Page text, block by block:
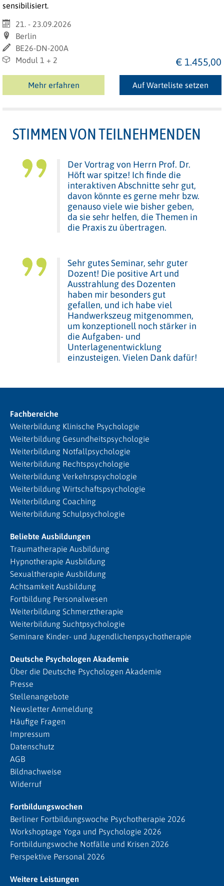
sensibilisiert.
21. - 23.09.2026
Berlin
BE26-DN-200A
Modul 1 + 2
€ 1.455,00
Mehr erfahren Auf Warteliste setzen
STIMMEN VON TEILNEHMENDEN
Der Vortrag von Herrn Prof. Dr.
Höft war spitze! Ich finde die
interaktiven Abschnitte sehr gut,
davon könnte es gerne mehr bzw.
genauso viele wie bisher geben,
da sie sehr helfen, die Themen in
die Praxis zu übertragen.
Sehr gutes Seminar, sehr guter
Dozent! Die positive Art und
Ausstrahlung des Dozenten
haben mir besonders gut
gefallen, und ich habe viel
Handwerkszeug mitgenommen,
um konzeptionell noch stärker in
die Aufgaben- und
Unterlagenentwicklung
einzusteigen. Vielen Dank dafür!
Fachbereiche
Weiterbildung Klinische Psychologie
Weiterbildung Gesundheitspsychologie
Weiterbildung Notfallpsychologie
Weiterbildung Rechtspsychologie
Weiterbildung Verkehrspsychologie
Weiterbildung Wirtschaftspsychologie
Weiterbildung Coaching
Weiterbildung Schulpsychologie
Beliebte Ausbildungen
Traumatherapie Ausbildung
Hypnotherapie Ausbildung
Sexualtherapie Ausbildung
Achtsamkeit Ausbildung
Fortbildung Personalwesen
Weiterbildung Schmerztherapie
Weiterbildung Suchtpsychologie
Seminare Kinder- und Jugendlichenpsychotherapie
Deutsche Psychologen Akademie
Über die Deutsche Psychologen Akademie
Presse
Stellenangebote
Newsletter Anmeldung
Häufige Fragen
Impressum
Datenschutz
AGB
Bildnachweise
Widerruf
Fortbildungswochen
Berliner Fortbildungswoche Psychotherapie 2026
Workshoptage Yoga und Psychologie 2026
Fortbildungswoche Notfälle und Krisen 2026
Perspektive Personal 2026
Weitere Leistungen